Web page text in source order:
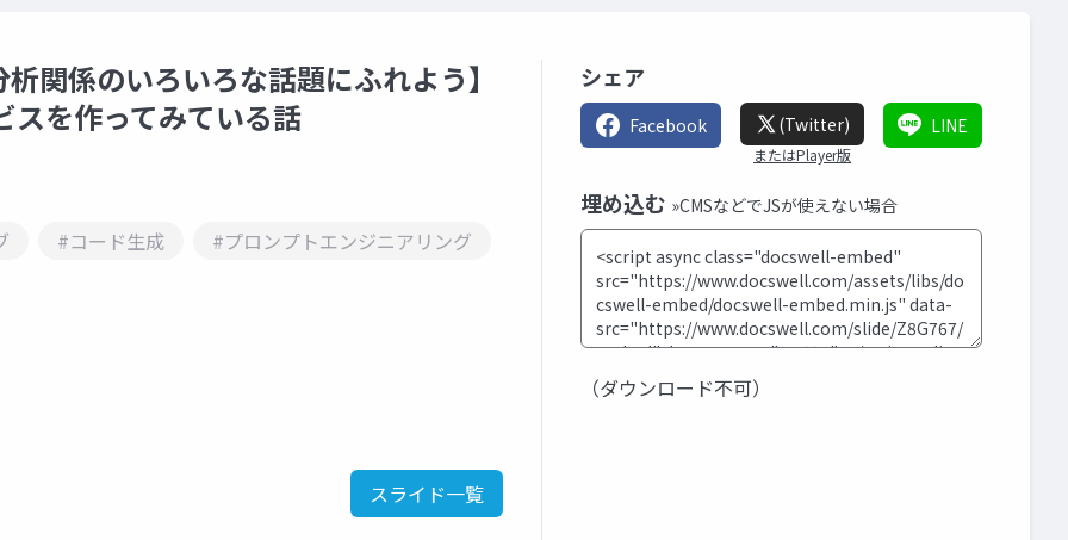
関係のいろいろな話題にふれよう】
スを作ってみている話
#コード生成 #プロンプトエンジニアリング
スライド一覧
シェア
Facebook (Twitter)
またはPlayer版
LINE
埋め込む »CMSなどでJSが使えない場合
（ダウンロード不可）